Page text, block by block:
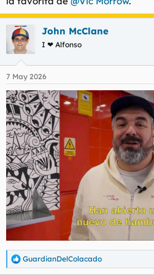
John McClane
I ❤ Alfonso
7 May 2026
R
e
GuardianDelColacado